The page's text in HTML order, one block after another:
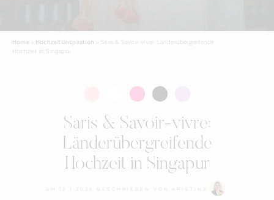
Home Hochzeitsinspiration
Saris & Savoir-vivre: Länderübergreifende
Hochzeit in Singapur
Saris & Savoir-vivre:
Länderübergreifende
Hochzeit in Singapur
AM 12.1.2026 GESCHRIEBEN VON KRISTINA